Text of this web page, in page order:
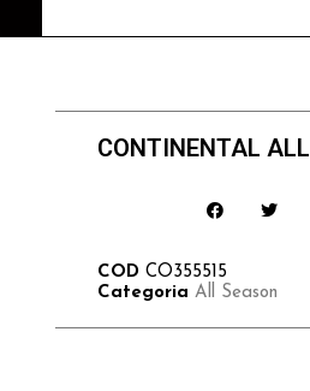
CONTINENTAL ALL
COD CO355515
Categoria All Season